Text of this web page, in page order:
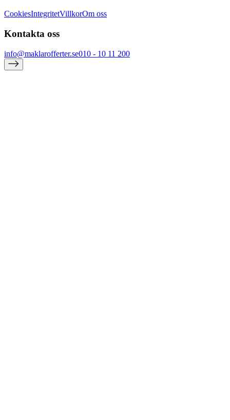
CookiesIntegritetVillkorOm oss
Kontakta oss
info@maklarofferter.se010 - 10 11 200